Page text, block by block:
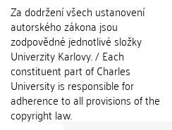
Za dodržení všech ustanovení
autorského zákona jsou
zodpovědné jednotlivé složky
Univerzity Karlovy. / Each
constituent part of Charles
University is responsible for
adherence to all provisions of the
copyright law.